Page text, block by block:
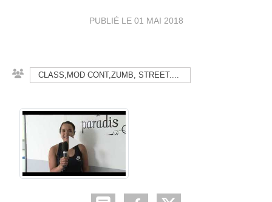
PUBLIÉ LE 01 MAI 2018
CLASS,MOD CONT,ZUMB, STREET....